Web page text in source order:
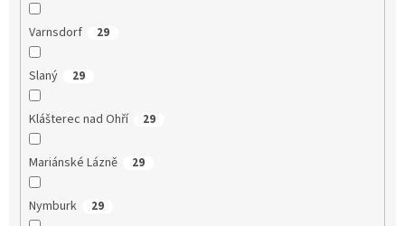
Varnsdorf 29
Slaný 29
Klášterec nad Ohří 29
Mariánské Lázně 29
Nymburk 29